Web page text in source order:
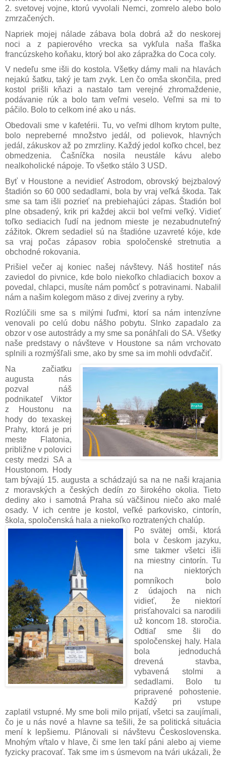
2. svetovej vojne, ktorú vyvolali Nemci, zomrelo alebo bolo
zmrzačených.
Napriek mojej nálade zábava bola dobrá až do neskorej
noci a z papierového vrecka sa vykľula naša fľaška
francúzskeho koňaku, ktorý bol ako zápražka do Coca coly.
V nedeľu sme išli do kostola. Všetky dámy mali na hlavách
nejakú šatku, taký je tam zvyk. Len čo omša skončila, pred
kostol prišli kňazi a nastalo tam verejné zhromaždenie,
podávanie rúk a bolo tam veľmi veselo. Veľmi sa mi to
páčilo. Bolo to celkom iné ako u nás.
Obedovali sme v kafetérii. Tu, vo veľmi dlhom krytom pulte,
bolo nepreberné množstvo jedál, od polievok, hlavných
jedál, zákuskov až po zmrzliny. Každý jedol koľko chcel, bez
obmedzenia. Čašníčka nosila neustále kávu alebo
nealkoholické nápoje. To všetko stálo 3 USD.
Byť v Houstone a nevidieť Astrodom, obrovský bejzbalový
štadión so 60 000 sedadlami, bola by vraj veľká škoda. Tak
sme sa tam išli pozrieť na prebiehajúci zápas. Štadión bol
plne obsadený, krik pri každej akcii bol veľmi veľký. Vidieť
toľko sediacich ľudí na jednom mieste je nezabudnuteľný
zážitok. Okrem sedadiel sú na štadióne uzavreté kóje, kde
sa vraj počas zápasov robia spoločenské stretnutia a
obchodné rokovania.
Prišiel večer aj koniec našej návštevy. Náš hostiteľ nás
zaviedol do pivnice, kde bolo niekoľko chladiacich boxov a
povedal, chlapci, musíte nám pomôcť s potravinami. Nabalil
nám a našim kolegom mäso z divej zveriny a ryby.
Rozlúčili sme sa s milými ľuďmi, ktorí sa nám intenzívne
venovali po celú dobu nášho pobytu. Slnko zapadalo za
obzor v ose autostrády a my sme sa ponáhľali do SA. Všetky
naše predstavy o návšteve v Houstone sa nám vrchovato
splnili a rozmýšľali sme, ako by sme sa im mohli odvďačiť.
Na začiatku
augusta nás
pozval náš
podnikateľ Viktor
z Houstonu na
hody do texaskej
Prahy, ktorá je pri
meste Flatonia,
približne v polovici
cesty medzi SA a
Houstonom. Hody
tam bývajú 15. augusta a schádzajú sa na ne naši krajania
z moravských a českých dedín zo širokého okolia. Tieto
dediny ako i samotná Praha sú väčšinou niečo ako malé
osady. V ich centre je kostol, veľké parkovisko, cintorín,
škola, spoločenská hala a niekoľko roztratených chalúp.
Po svätej omši, ktorá
bola v českom jazyku,
sme takmer všetci išli
na miestny cintorín. Tu
na niektorých
pomníkoch bolo
z údajoch na nich
vidieť, že niektorí
prisťahovalci sa narodili
už koncom 18. storočia.
Odtiaľ sme šli do
spoločenskej haly. Hala
bola jednoduchá
drevená stavba,
vybavená stolmi a
sedadlami. Bolo tu
pripravené pohostenie.
Každý pri vstupe
zaplatil vstupné. My sme boli milo prijatí, všetci sa zaujímali,
čo je u nás nové a hlavne sa tešili, že sa politická situácia
mení k lepšiemu. Plánovali si návštevu Československa.
Mnohým vŕtalo v hlave, či sme len takí páni alebo aj vieme
fyzicky pracovať. Tak sme im s úsmevom na tvári ukázali, že